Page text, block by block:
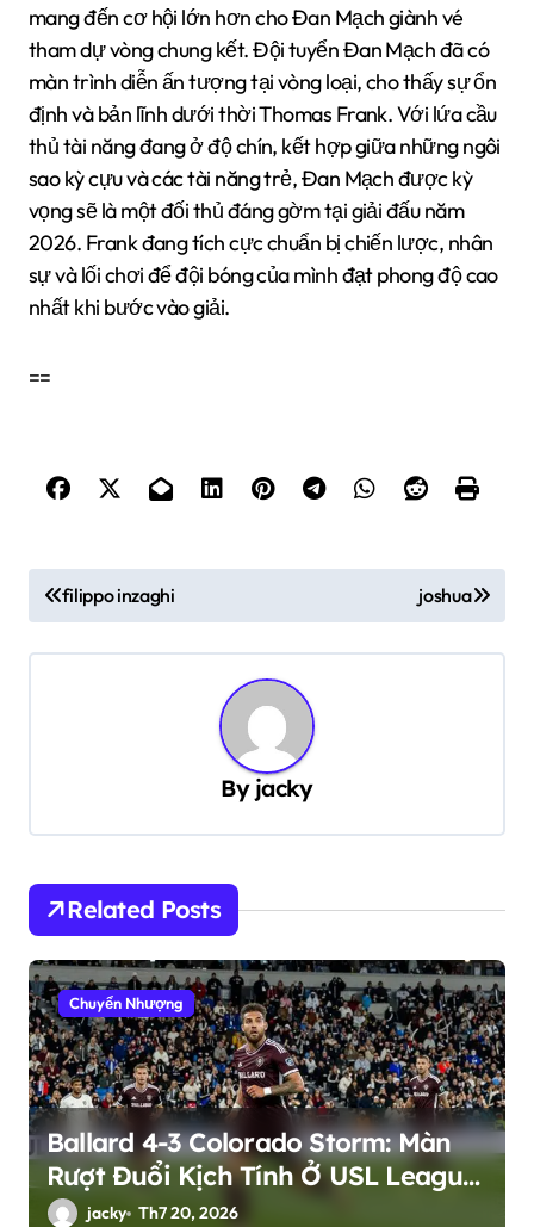
mang đến cơ hội lớn hơn cho Đan Mạch giành vé
tham dự vòng chung kết. Đội tuyển Đan Mạch đã có
màn trình diễn ấn tượng tại vòng loại, cho thấy sự ổn
định và bản lĩnh dưới thời Thomas Frank. Với lứa cầu
thủ tài năng đang ở độ chín, kết hợp giữa những ngôi
sao kỳ cựu và các tài năng trẻ, Đan Mạch được kỳ
vọng sẽ là một đối thủ đáng gờm tại giải đấu năm
2026. Frank đang tích cực chuẩn bị chiến lược, nhân
sự và lối chơi để đội bóng của mình đạt phong độ cao
nhất khi bước vào giải.
==
Đ
i
ề
ớ
g
b
à
i
v
i
ế
filippo inzaghi joshua
By jacky
Related Posts
Chuyển Nhượng
Ballard 4-3 Colorado Storm: Màn
Rượt Đuổi Kịch Tính Ở USL League
Twojacky Th7 20, 2026